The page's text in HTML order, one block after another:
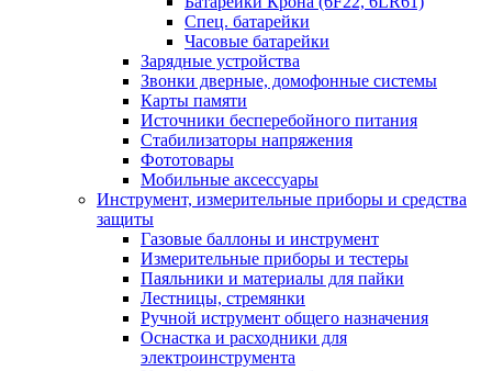
Спец. батарейки
Часовые батарейки
Зарядные устройства
Звонки дверные, домофонные системы
Карты памяти
Источники бесперебойного питания
Стабилизаторы напряжения
Фототовары
Мобильные аксессуары
Инструмент, измерительные приборы и средства
защиты
Газовые баллоны и инструмент
Измерительные приборы и тестеры
Паяльники и материалы для пайки
Лестницы, стремянки
Ручной иструмент общего назначения
Оснастка и расходники для
электроинструмента